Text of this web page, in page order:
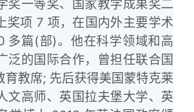
奖一等奖、国家教学成果奖二
奖项 7 项，在国内外主要学术
多篇(部)。他在科学领域和高
泛的国际合作，曾担任联合国
育教席; 先后获得美国蒙特克莱
文高师、英国拉夫堡大学、英